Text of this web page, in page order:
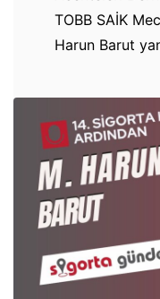
TOBB SAİK
Harun Barut